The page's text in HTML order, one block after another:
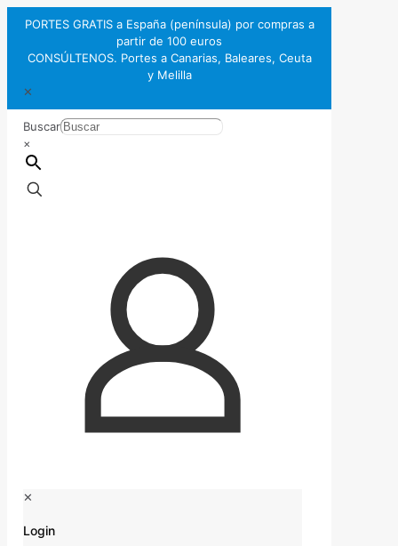
PORTES GRATIS a España (península) por compras a
partir de 100 euros
CONSÚLTENOS. Portes a Canarias, Baleares, Ceuta
y Melilla
✕
Buscar
×
✕
Login